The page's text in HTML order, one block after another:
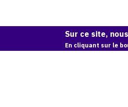
Sur ce site,
En cliquant sur le